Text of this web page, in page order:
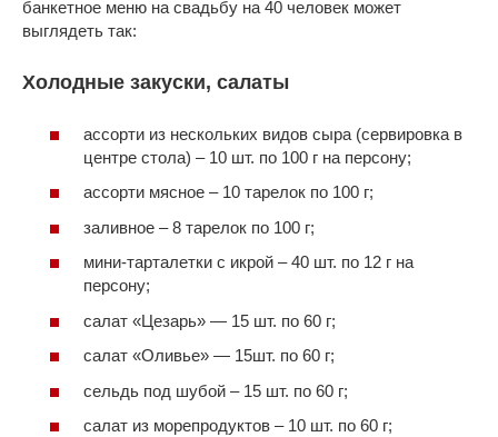
банкетное меню на свадьбу на 40 человек может
выглядеть так:
Холодные закуски, салаты
ассорти из нескольких видов сыра (сервировка в
центре стола) – 10 шт. по 100 г на персону;
ассорти мясное – 10 тарелок по 100 г;
заливное – 8 тарелок по 100 г;
мини-тарталетки с икрой – 40 шт. по 12 г на
персону;
салат «Цезарь» — 15 шт. по 60 г;
салат «Оливье» — 15шт. по 60 г;
сельдь под шубой – 15 шт. по 60 г;
салат из морепродуктов – 10 шт. по 60 г;